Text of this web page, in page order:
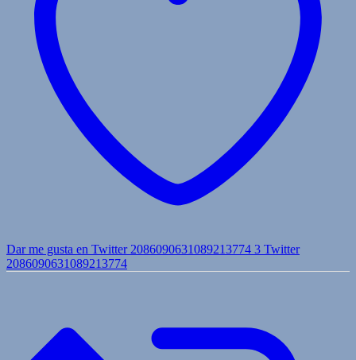
Dar me gusta en Twitter 2086090631089213774 3 Twitter
2086090631089213774